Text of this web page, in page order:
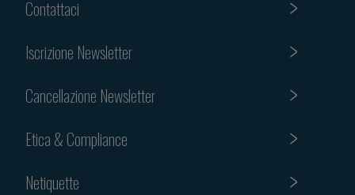
Contattaci
Iscrizione Newsletter
Cancellazione Newsletter
Etica & Compliance
Netiquette